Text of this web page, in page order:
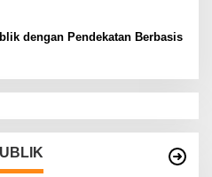
dengan Pendekatan Berbasis